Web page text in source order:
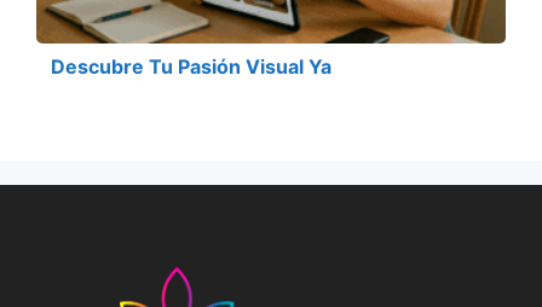
Descubre Tu Pasión Visual Ya